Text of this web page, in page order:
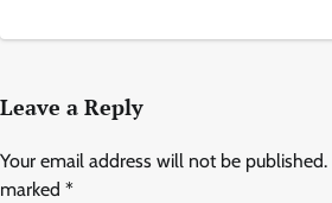
Leave a Reply
Your email address will not be published.
marked *